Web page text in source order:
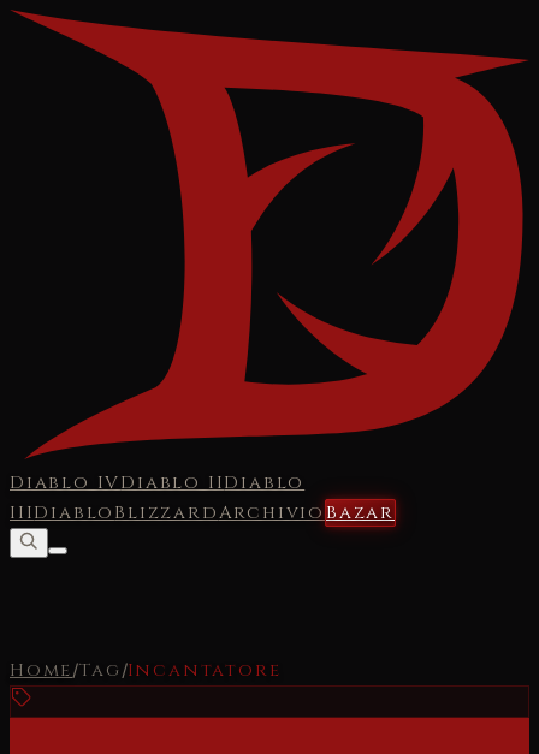
Diablo IVDiablo IIDiablo
IIIDiabloBlizzardArchivioBazar
Home/Tag /Incantatore